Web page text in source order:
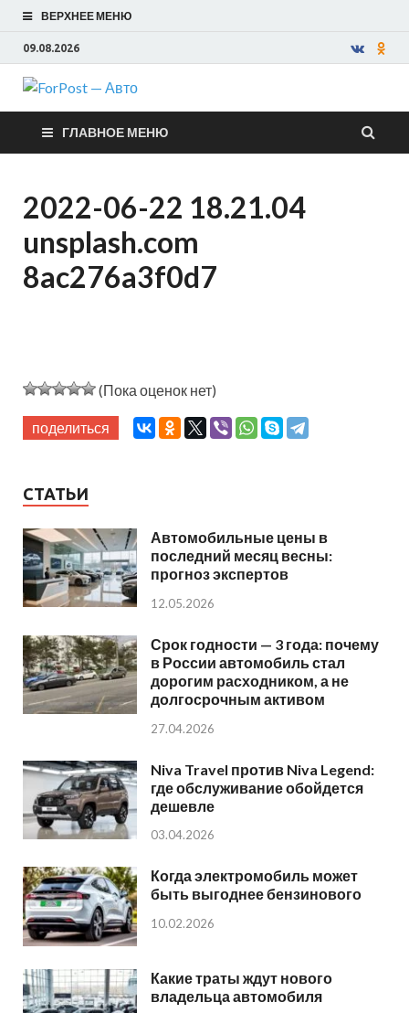
ВЕРХНЕЕ МЕНЮ
09.08.2026
ForPost —
Авто
ГЛАВНОЕ МЕНЮ
2022-06-22 18.21.04
unsplash.com
8ac276a3f0d7
(Пока оценок нет)
поделиться
СТАТЬИ
Автомобильные цены в
последний месяц весны:
прогноз экспертов
12.05.2026
Срок годности — 3 года: почему
в России автомобиль стал
дорогим расходником, а не
долгосрочным активом
27.04.2026
Niva Travel против Niva Legend:
где обслуживание обойдется
дешевле
03.04.2026
Когда электромобиль может
быть выгоднее бензинового
10.02.2026
Какие траты ждут нового
владельца автомобиля